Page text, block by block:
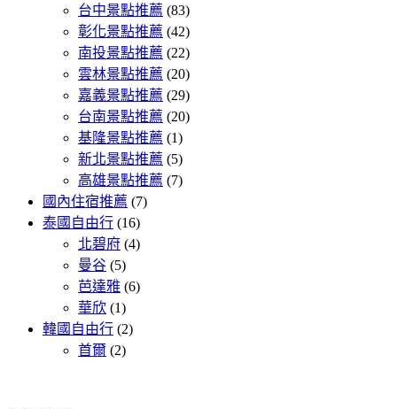
台中景點推薦 (83)
彰化景點推薦 (42)
南投景點推薦 (22)
雲林景點推薦 (20)
嘉義景點推薦 (29)
台南景點推薦 (20)
基隆景點推薦 (1)
新北景點推薦 (5)
高雄景點推薦 (7)
國內住宿推薦 (7)
泰國自由行 (16)
北碧府 (4)
曼谷 (5)
芭達雅 (6)
華欣 (1)
韓國自由行 (2)
首爾 (2)